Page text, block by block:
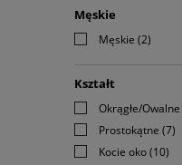
Męskie
Męskie (2)
Kształt
Okrągłe/Owalne
Prostokątne (7)
Kocie oko(10)